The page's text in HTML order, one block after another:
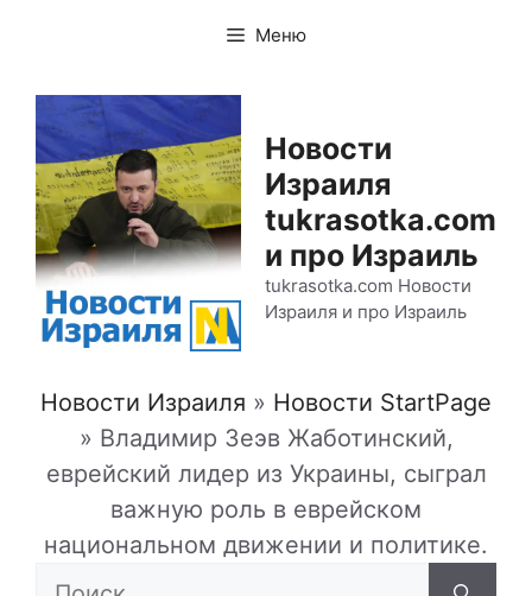
содержимому
Меню
Новости
Израиля
tukrasotka.com
и про Израиль
tukrasotka.com Новости
Израиля и про Израиль
Новости Израиля » Новости StartPage
» Владимир Зеэв Жаботинский,
еврейский лидер из Украины, сыграл
важную роль в еврейском
национальном движении и политике.
Поиск: